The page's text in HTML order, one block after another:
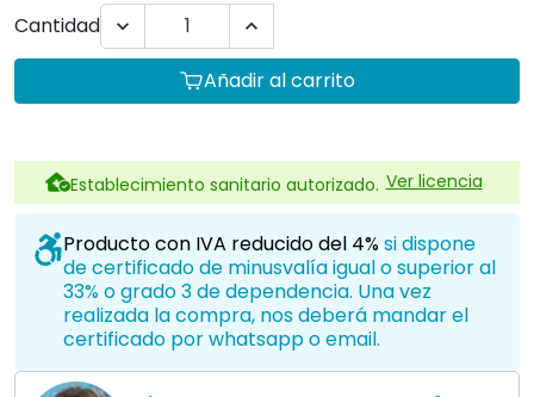
Cantidad
 
Añadir al carrito
Establecimiento sanitario autorizado. Ver licencia
Producto con IVA reducido del 4%si dispone
de certificado de minusvalía igual o superior al
33% o grado 3 de dependencia. Una vez
realizada la compra, nos deberá mandar el
certificado por whatsapp o email.